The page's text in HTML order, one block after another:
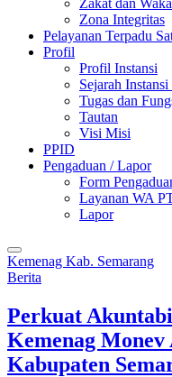
Zona Integritas
Pelayanan Terpadu
Profil
Profil Instansi
Sejarah
Tugas dan
Tautan
Visi Misi
PPID
Pengaduan / Lapor
Form
Layanan WA
Lapor
Kemenag Kab. Semarang
Berita
Perkuat
Kemenag Monev
Kabupaten